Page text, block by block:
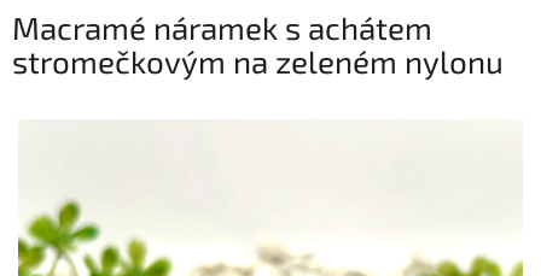
ů
Macramé náramek s achátem
stromečkovým na zeleném nylonu